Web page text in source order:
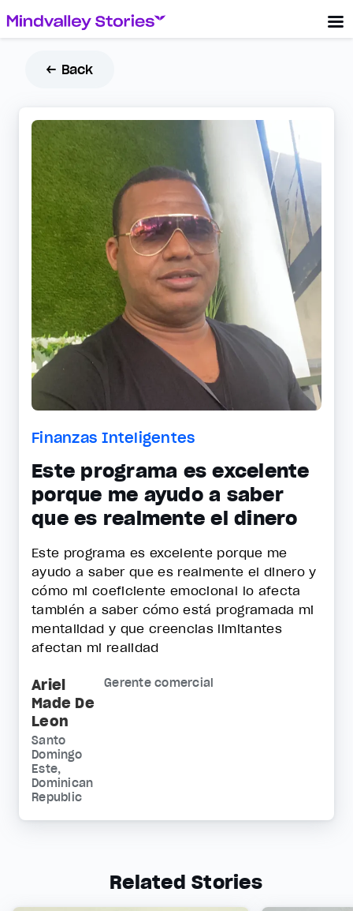
← Back
Finanzas Inteligentes
Este programa es excelente
porque me ayudo a saber
que es realmente el dinero
Este programa es excelente porque me
ayudo a saber que es realmente el dinero y
cómo mi coeficiente emocional lo afecta
también a saber cómo está programada mi
mentalidad y que creencias limitantes
afectan mi realidad
Ariel
Made De
Leon
Gerente comercial
Santo
Domingo
Este,
Dominican
Republic
Related Stories